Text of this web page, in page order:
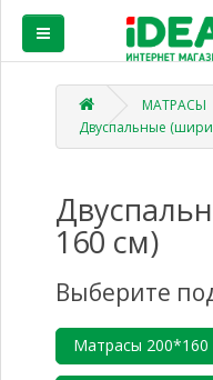
МАТРАСЫ
Двуспальные
160 см)
Выберите
Матрасы 200*160